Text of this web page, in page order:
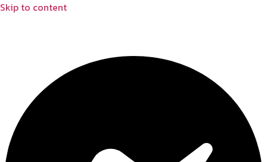
Skip to content